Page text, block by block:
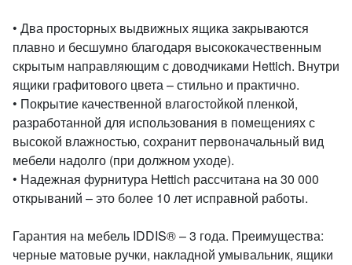
• Два просторных выдвижных ящика закрываются
плавно и бесшумно благодаря высококачественным
скрытым направляющим с доводчиками Hettich. Внутри
ящики графитового цвета – стильно и практично.
• Покрытие качественной влагостойкой пленкой,
разработанной для использования в помещениях с
высокой влажностью, сохранит первоначальный вид
мебели надолго (при должном уходе).
• Надежная фурнитура Hettich рассчитана на 30 000
открываний – это более 10 лет исправной работы.
Гарантия на мебель IDDIS® – 3 года. Преимущества:
черные матовые ручки, накладной умывальник, ящики